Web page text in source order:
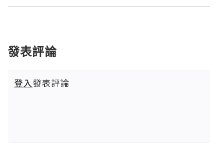
發表評論
登入發表評論